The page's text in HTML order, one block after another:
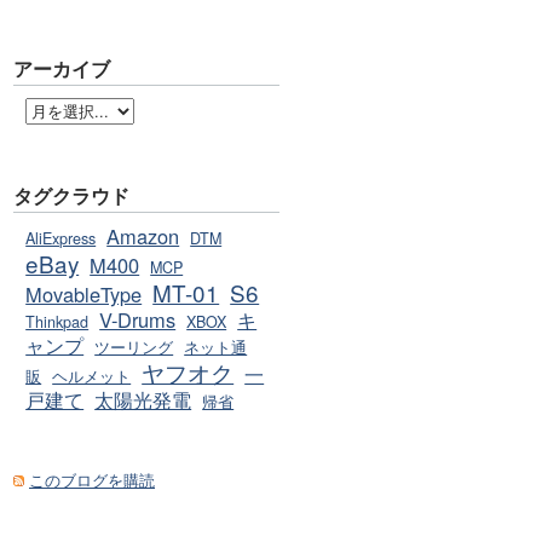
アーカイブ
タグクラウド
AliExpress Amazon DTM
eBay M400 MCP
MovableType MT-01 S6
Thinkpad V-Drums XBOX キ
ャンプ ツーリング ネット通
販 ヘルメット ヤフオク 一
戸建て 太陽光発電 帰省
このブログを購読